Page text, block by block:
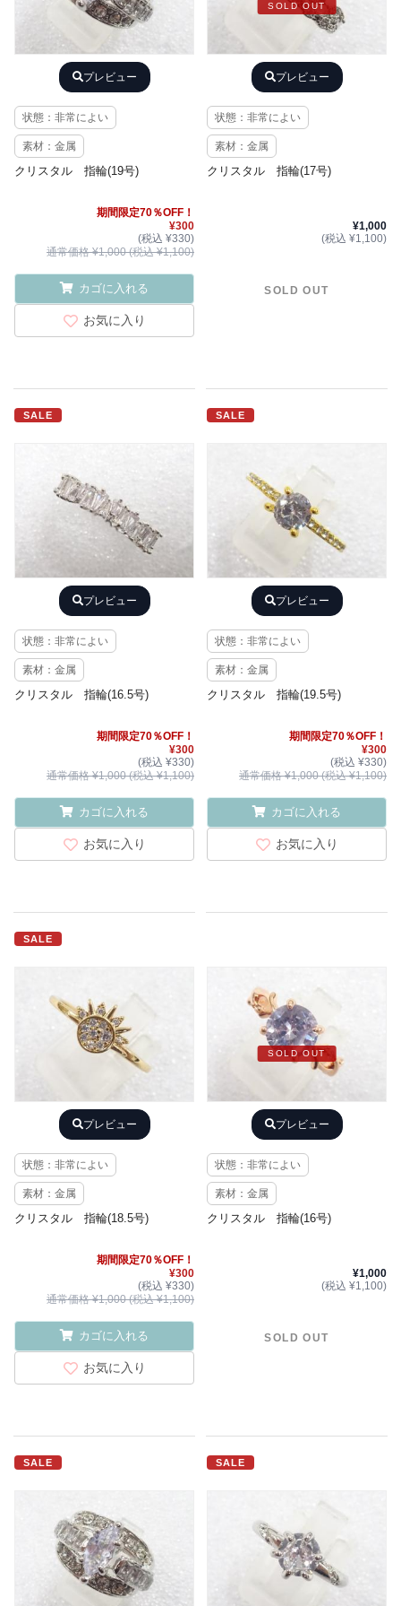
プレビュー
状態：非常によい
素材：金属
クリスタル 指輪(19号)
期間限定70％OFF！
¥300
(税込 ¥330)
通常価格 ¥1,000 (税込 ¥1,100)
カゴに入れる
お気に入り
SOLD OUT
プレビュー
状態：非常によい
素材：金属
クリスタル 指輪(17号)
¥1,000
(税込 ¥1,100)
SOLD OUT
SALE
プレビュー
状態：非常によい
素材：金属
クリスタル 指輪(16.5号)
期間限定70％OFF！
¥300
(税込 ¥330)
通常価格 ¥1,000 (税込 ¥1,100)
カゴに入れる
お気に入り
SALE
プレビュー
状態：非常によい
素材：金属
クリスタル 指輪(19.5号)
期間限定70％OFF！
¥300
(税込 ¥330)
通常価格 ¥1,000 (税込 ¥1,100)
カゴに入れる
お気に入り
SALE
プレビュー
状態：非常によい
素材：金属
クリスタル 指輪(18.5号)
期間限定70％OFF！
¥300
(税込 ¥330)
通常価格 ¥1,000 (税込 ¥1,100)
カゴに入れる
お気に入り
SOLD OUT
プレビュー
状態：非常によい
素材：金属
クリスタル 指輪(16号)
¥1,000
(税込 ¥1,100)
SOLD OUT
SALE SALE